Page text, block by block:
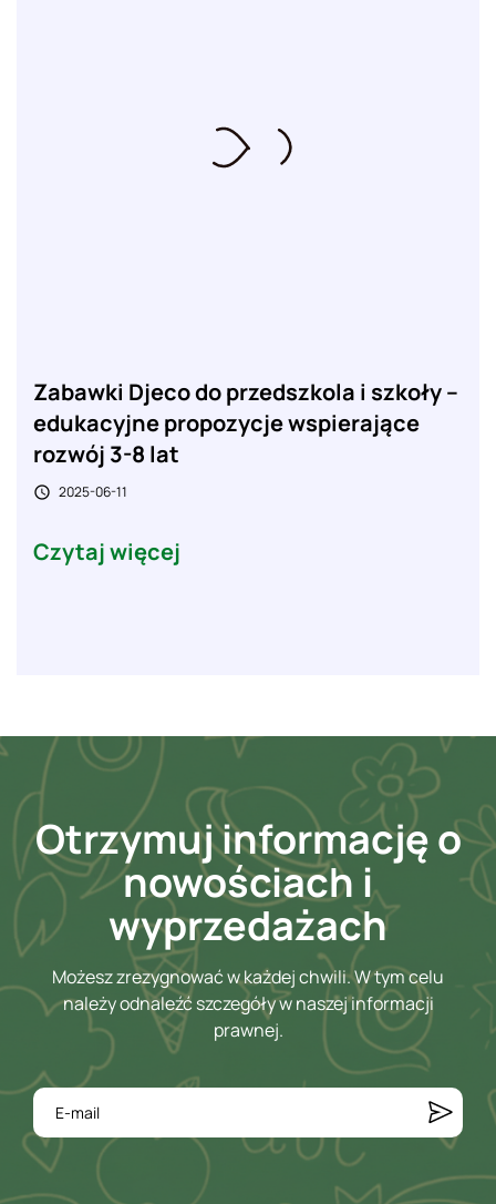
Zabawki Djeco do przedszkola i szkoły –
edukacyjne propozycje wspierające
rozwój 3-8 lat
 2025-06-11
Czytaj więcej
Otrzymuj informację o
nowościach i
wyprzedażach
Możesz zrezygnować w każdej chwili. W tym celu
należy odnaleźć szczegóły w naszej informacji
prawnej.